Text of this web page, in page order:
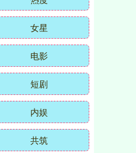
女星
电影
短剧
内娱
共筑